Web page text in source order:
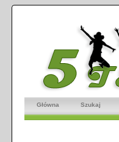
Główna Szukaj